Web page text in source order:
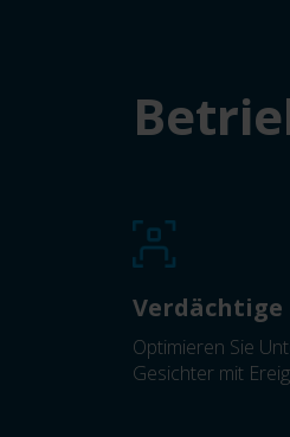
Optimieren Sie
Gesichter mit